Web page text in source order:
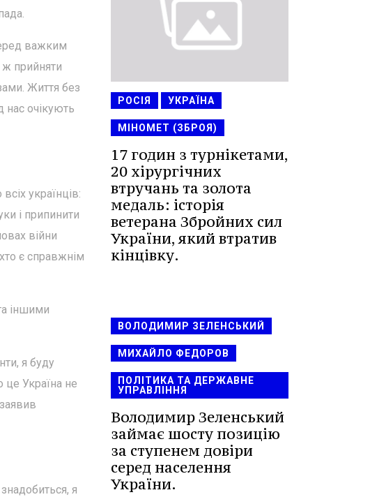
важким
ж прийняти
Життя без
нас очікують
українців:
і припинити
війни
є справжнім
іншими
я буду
це Україна не
я
РОСІЯ УКРАЇНА
МІНОМЕТ (ЗБРОЯ)
17 годин з турнікетами,
20 хірургічних
втручань та золота
медаль: історія
ветерана Збройних сил
України, який втратив
кінцівку.
ВОЛОДИМИР ЗЕЛЕНСЬКИЙ
МИХАЙЛО ФЕДОРОВ
ПОЛІТИКА ТА ДЕРЖАВНЕ
УПРАВЛІННЯ
Володимир Зеленський
займає шосту позицію
за ступенем довіри
серед населення
України.